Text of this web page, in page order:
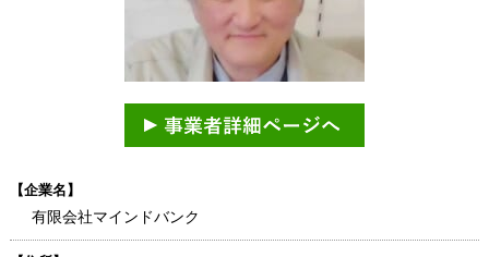
【企業名】
有限会社マインドバンク